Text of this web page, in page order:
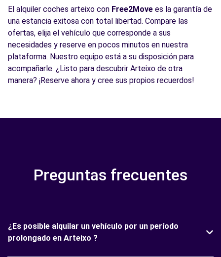
El alquiler coches arteixo con Free2Move es la garantía de
una estancia exitosa con total libertad. Compare las
ofertas, elija el vehículo que corresponde a sus
necesidades y reserve en pocos minutos en nuestra
plataforma. Nuestro equipo está a su disposición para
acompañarle. ¿Listo para descubrir Arteixo de otra
manera? ¡Reserve ahora y cree sus propios recuerdos!
Preguntas frecuentes
¿Es posible alquilar un vehículo por un período
prolongado en Arteixo ?